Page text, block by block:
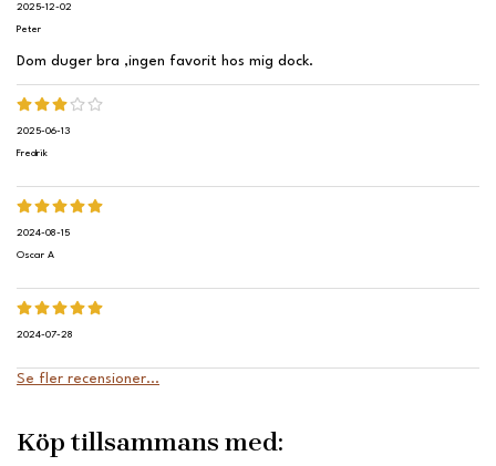
2025-12-02
Peter
Dom duger bra ,ingen favorit hos mig dock.
2025-06-13
Fredrik
2024-08-15
Oscar A
2024-07-28
Se fler recensioner...
Köp tillsammans med: